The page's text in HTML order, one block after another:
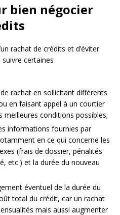
bien négocier
rachat de crédits et d’éviter
certaines
rachat en sollicitant différents
en faisant appel à un courtier
meilleures conditions possibles;
informations fournies par
en ce qui concerne les
(frais de dossier, pénalités
etc.) et la durée du nouveau
éventuel de la durée du
total du crédit, car un rachat
mais aussi augmenter